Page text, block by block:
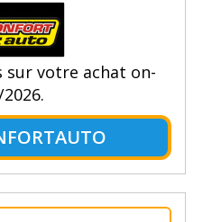
sur votre achat on-